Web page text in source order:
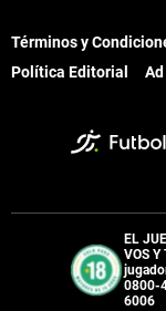
Términos y
Política Editorial
EL
VOS
0800-
6006